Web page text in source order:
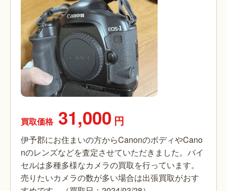
買取価格 31,000 円
伊予郡にお住まいの方からCanonのボディやCano
nのレンズなどを査定させていただきました。バイ
セルは多種多様なカメラの買取を行っています。
売りたいカメラの数が多い場合は出張買取がおす